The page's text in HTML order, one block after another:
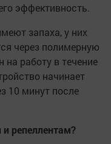
эффективность.
запаха, у них
через полимерную
на работу в течение
начинает
10 минут после
репеллентам?